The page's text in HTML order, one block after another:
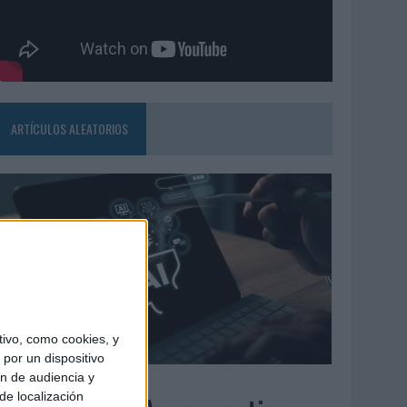
como cookies, y
un dispositivo
de audiencia y
localización
ARTÍCULOS ALEATORIOS
08/2026